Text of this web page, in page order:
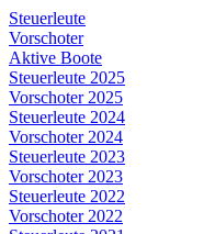
Steuerleute
Vorschoter
Aktive Boote
Steuerleute 2025
Vorschoter 2025
Steuerleute 2024
Vorschoter 2024
Steuerleute 2023
Vorschoter 2023
Steuerleute 2022
Vorschoter 2022